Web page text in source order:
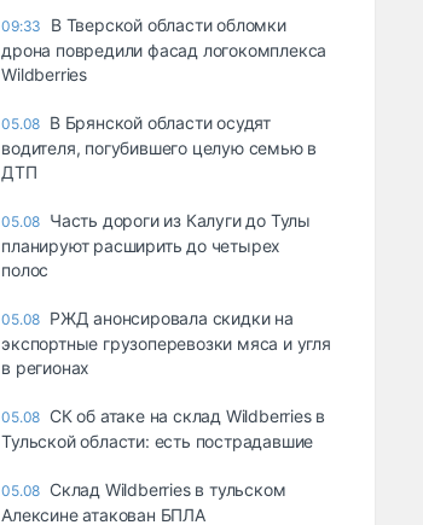
09:33
В Тверской области обломки
дрона повредили фасад логокомплекса
Wildberries
05.08 В Брянской области осудят
водителя, погубившего целую семью в
ДТП
05.08 Часть дороги из Калуги до Тулы
планируют расширить до четырех
полос
05.08 РЖД анонсировала скидки на
экспортные грузоперевозки мяса и угля
в регионах
05.08 СК об атаке на склад Wildberries в
Тульской области: есть пострадавшие
05.08 Склад Wildberries в тульском
Алексине атакован БПЛА